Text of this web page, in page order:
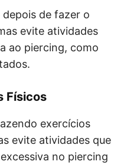
de fazer o
evite atividades
ao piercing, como
Físicos
exercícios
evite atividades que
no piercing